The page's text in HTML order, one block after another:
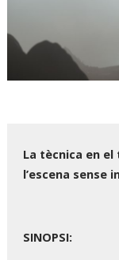
La tècnica en
l’escena sense
SINOPSI: